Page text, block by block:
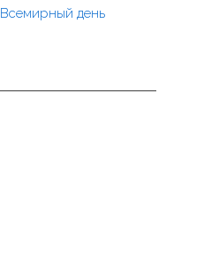
Всемирный день